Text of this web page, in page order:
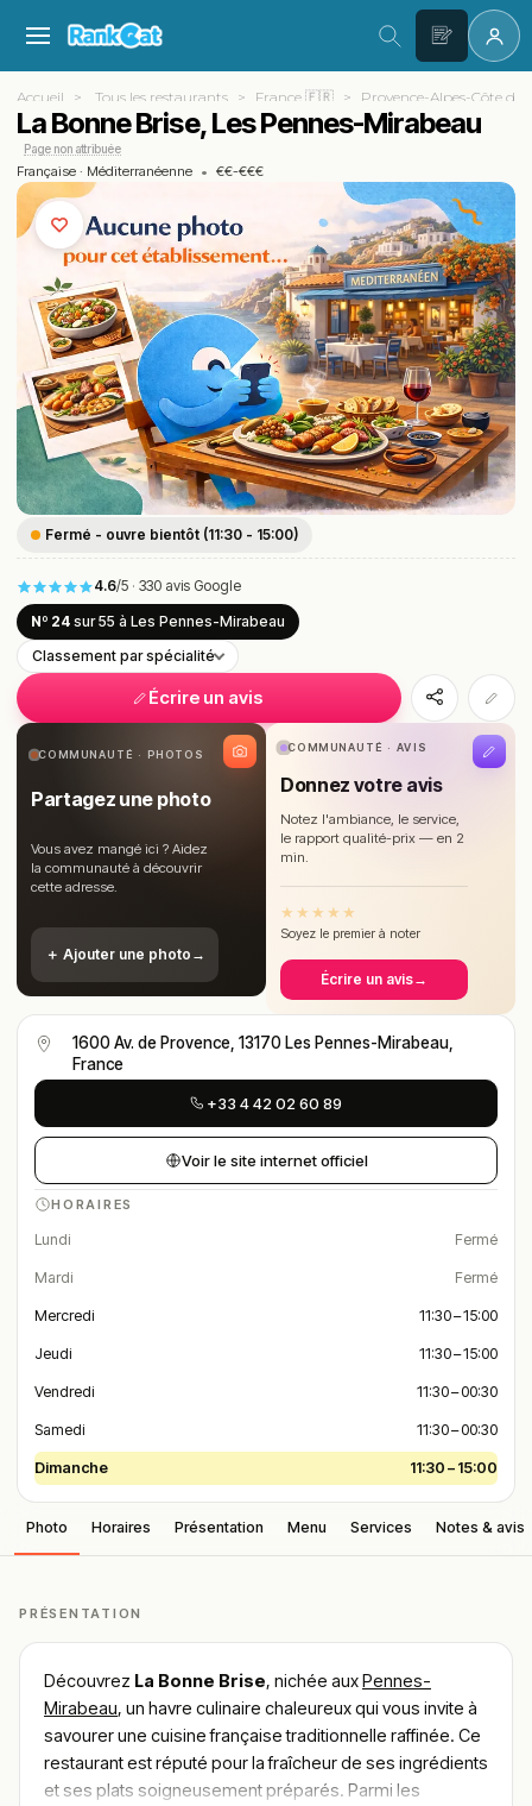
Accueil Tous les restaurants France 🇫🇷 Provence-Alpes-Côte
La Bonne Brise, Les Pennes-Mirabeau
Page non attribuée
Française · Méditerranéenne • €€-€€€
Fermé - ouvre bientôt (11:30 - 15:00)
4.6/5 · 330 avis Google
Nº 24 sur 55 à Les Pennes-Mirabeau
Classement par spécialité
Écrire un avis
COMMUNAUTÉ · PHOTOS
Partagez une photo
Vous avez mangé ici ? Aidez
la communauté à découvrir
cette adresse.
＋ Ajouter une photo →
COMMUNAUTÉ · AVIS
Donnez votre avis
Notez l'ambiance, le service,
le rapport qualité-prix — en 2
min.
★ ★ ★ ★ ★
Soyez le premier à noter
Écrire un avis→
1600 Av. de Provence, 13170 Les Pennes-Mirabeau,
France
+33 4 42 02 60 89
Voir le site internet officiel
HORAIRES
Lundi Fermé
Mardi Fermé
Mercredi 11:30 – 15:00
Jeudi 11:30 – 15:00
Vendredi 11:30 – 00:30
Samedi 11:30 – 00:30
Dimanche 11:30 – 15:00
Photo Horaires Présentation Menu Services Notes & avis
PRÉSENTATION
Découvrez La Bonne Brise, nichée auxPennes-
Mirabeau, un havre culinaire chaleureux qui vous invite à
savourer une cuisine française traditionnelle raffinée. Ce
restaurant est réputé pour la fraîcheur de ses ingrédients
et ses plats soigneusement préparés. Parmi les